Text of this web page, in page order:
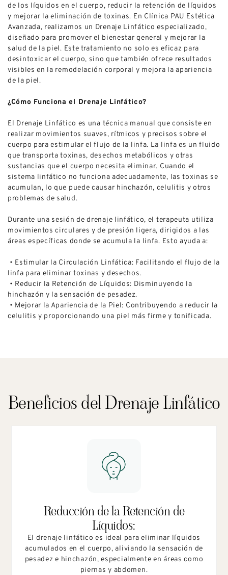
de los líquidos en el cuerpo, reducir la retención de líquidos
y mejorar la eliminación de toxinas. En Clínica PAU Estética
Avanzada, realizamos un Drenaje Linfático especializado,
diseñado para promover el bienestar general y mejorar la
salud de la piel. Este tratamiento no solo es eficaz para
desintoxicar el cuerpo, sino que también ofrece resultados
visibles en la remodelación corporal y mejora la apariencia
de la piel.
¿Cómo Funciona el Drenaje Linfático?
El Drenaje Linfático es una técnica manual que consiste en
realizar movimientos suaves, rítmicos y precisos sobre el
cuerpo para estimular el flujo de la linfa. La linfa es un fluido
que transporta toxinas, desechos metabólicos y otras
sustancias que el cuerpo necesita eliminar. Cuando el
sistema linfático no funciona adecuadamente, las toxinas se
acumulan, lo que puede causar hinchazón, celulitis y otros
problemas de salud.
Durante una sesión de drenaje linfático, el terapeuta utiliza
movimientos circulares y de presión ligera, dirigidos a las
áreas específicas donde se acumula la linfa. Esto ayuda a:
• Estimular la Circulación Linfática: Facilitando el flujo de la
linfa para eliminar toxinas y desechos.
• Reducir la Retención de Líquidos: Disminuyendo la
hinchazón y la sensación de pesadez.
• Mejorar la Apariencia de la Piel: Contribuyendo a reducir la
celulitis y proporcionando una piel más firme y tonificada.
Beneficios del Drenaje Linfático
Reducción de la Retención de
Líquidos:
El drenaje linfático es ideal para eliminar líquidos
acumulados en el cuerpo, aliviando la sensación de
pesadez e hinchazón, especialmente en áreas como
piernas y abdomen.